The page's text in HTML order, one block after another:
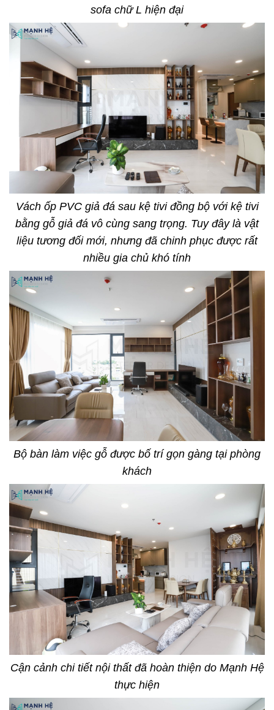
sofa chữ L hiện đại
Vách ốp PVC giả đá sau kệ tivi đồng bộ với kệ tivi
bằng gỗ giả đá vô cùng sang trọng. Tuy đây là vật
liệu tương đối mới, nhưng đã chinh phục được rất
nhiều gia chủ khó tính
Bộ bàn làm việc gỗ được bố trí gọn gàng tại phòng
khách
Cận cảnh chi tiết nội thất đã hoàn thiện do Mạnh Hệ
thực hiện